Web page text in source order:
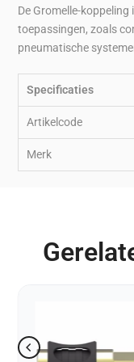
De Gromelle-
toepassingen, zoals
pneumatische
Specificaties
Artikelcode
Merk